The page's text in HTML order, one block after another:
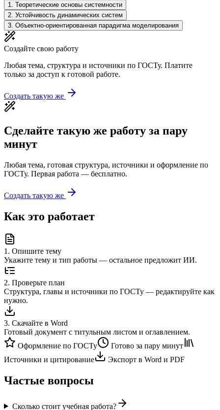
1. Теоретические основы системности
2. Устойчивость динамических систем
3. Объектно-ориентированная парадигма моделирования
Создайте свою работу
Любая тема, структура и источники по ГОСТу. Платите
только за доступ к готовой работе.
Создать такую же
Сделайте такую же работу за пару
минут
Любая тема, готовая структура, источники и оформление по
ГОСТу. Первая работа — бесплатно.
Создать такую же
Как это работает
1 . Опишите тему
Укажите тему и тип работы — остальное предложит ИИ.
2. Проверьте план
Структура, главы и источники по ГОСТу — редактируйте как
нужно.
3. Скачайте в Word
Готовый документ с титульным листом и оглавлением.
Оформление по ГОСТу
Готово за пару минут
Источники и цитирование
Экспорт в Word и PDF
Частые вопросы
Сколько стоит учебная работа?